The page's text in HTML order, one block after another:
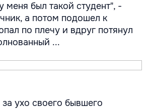
меня был такой студент", -
а потом подошел к
по плечу и вдруг потянул
...
за ухо своего бывшего